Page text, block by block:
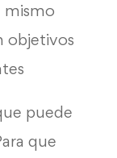
mismo
objetivos
puede
que